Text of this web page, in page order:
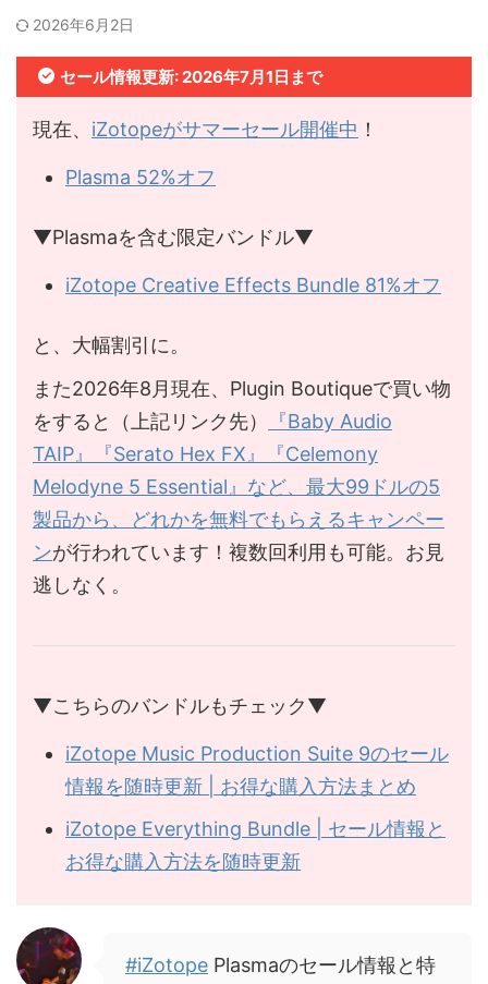
2026年6月2日
セール情報更新: 2026年7月1日まで
現在、 iZotopeがサマーセール開催中 ！
Plasma 52%オフ
▼Plasmaを含む限定バンドル▼
iZotope Creative Effects Bundle 81%オフ
と、大幅割引に。
また2026年8月現在、Plugin Boutiqueで買い物
をすると（上記リンク先）
『Baby Audio
TAIP』『Serato Hex FX』『Celemony
Melodyne 5 Essential』など、最大99ドルの5
製品から、どれかを無料でもらえるキャンペー
ンが行われています！複数回利用も可能。お見
逃しなく。
▼こちらのバンドルもチェック▼
iZotope Music Production Suite 9のセール
情報を随時更新 | お得な購入方法まとめ
iZotope Everything Bundle | セール情報と
お得な購入方法を随時更新
#iZotope Plasmaのセール情報と特